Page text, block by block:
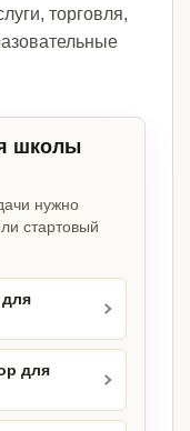
торговля,
школы
нужно
стартовый
для